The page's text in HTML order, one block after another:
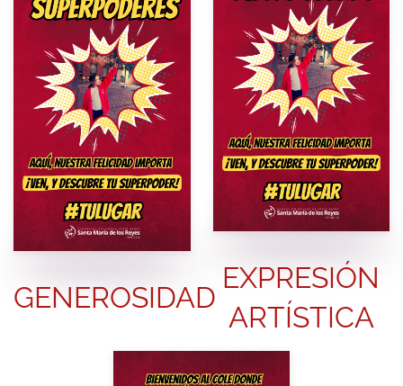
GENEROSIDAD
EXPRESIÓN
ARTÍSTICA